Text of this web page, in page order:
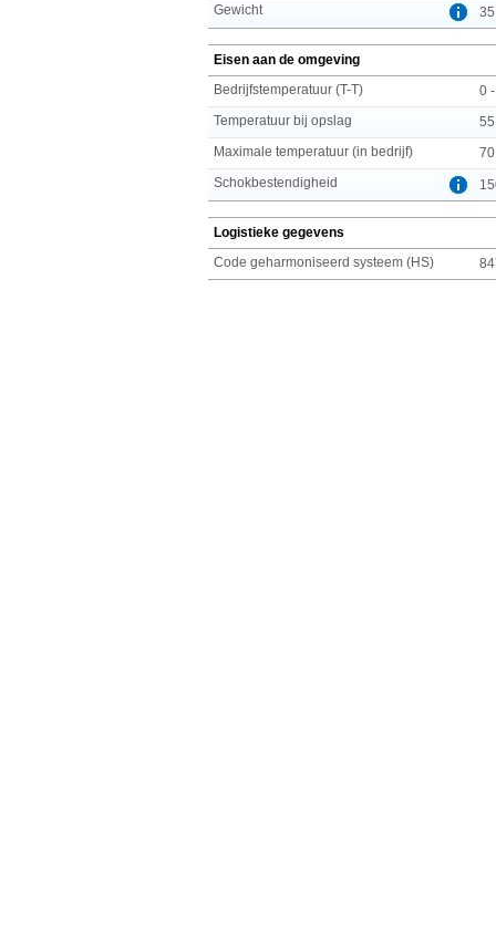
Gewicht
Eisen aan de omgeving
Bedrijfstemperatuur (T-T)
0
Temperatuur bij opslag
Maximale temperatuur (in bedrijf)
Schokbestendigheid
Logistieke gegevens
Code geharmoniseerd systeem (HS)